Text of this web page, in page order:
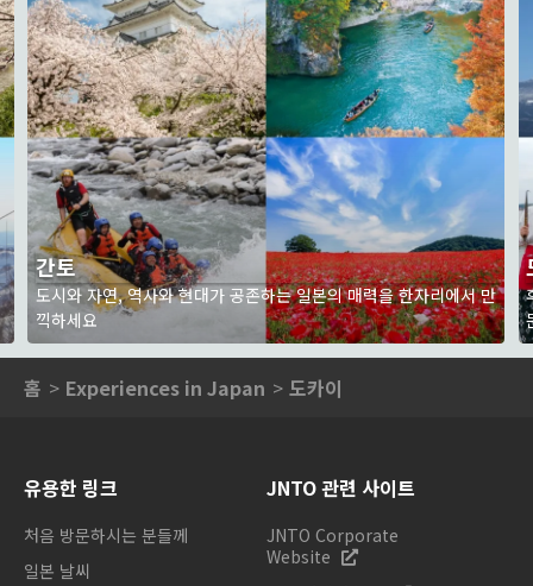
간토
도시와 자연, 역사와 현대가 공존하는 일본의 매력을 한자리에서 만
끽하세요
홈 Experiences in Japan 도카이
유용한 링크
처음 방문하시는 분들께
일본 날씨
JNTO 관련 사이트
JNTO Corporate
Website